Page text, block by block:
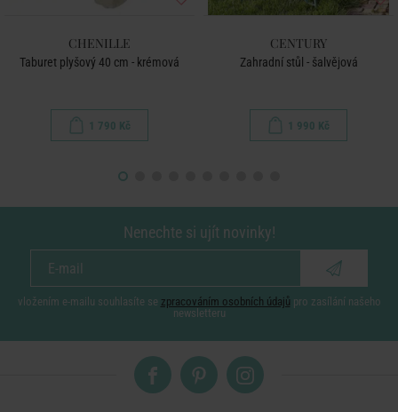
CHENILLE
Taburet plyšový 40 cm - krémová
1 790 Kč
CENTURY
Zahradní stůl - šalvějová
1 990 Kč
Nenechte si ujít novinky!
vložením e-mailu souhlasíte se zpracováním osobních údajů pro zasílání našeho
newsletteru